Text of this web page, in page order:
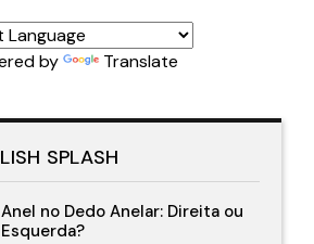
by Translate
SPLASH
Anel no Dedo Anelar: Direita ou
Esquerda?